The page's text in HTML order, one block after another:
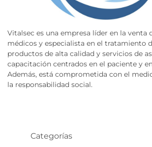
Vitalsec es una empresa líder en la venta
médicos y especialista en el tratamiento
productos de alta calidad y servicios de
capacitación centrados en el paciente y
Además, está comprometida con el
la responsabilidad social.
Categorías